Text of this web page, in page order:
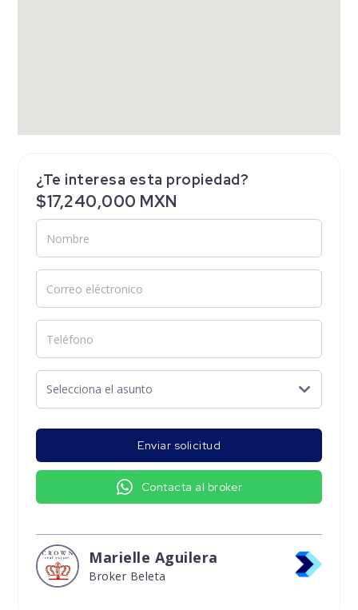
¿Te interesa esta propiedad?
$17,240,000 MXN
Enviar solicitud
Contacta al broker
Marielle Aguilera
Broker Beleta